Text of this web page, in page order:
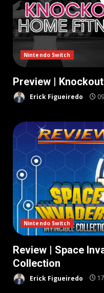
Nintendo Switch
Preview |
Erick Figueiredo
Nintendo Switch
Review | Space
Collection
Erick Figueiredo